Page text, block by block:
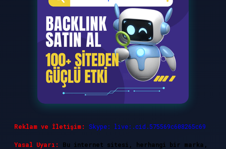
Reklam ve İletişim: Skype: live:.cid.575569c608265c69
Yasal Uyarı:
Bu internet sitesi, herhangi bir marka,